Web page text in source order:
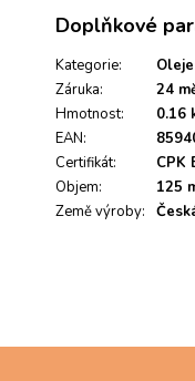
ý
i
s
h
d
n
o
c
Doplňkové
Kategorie:
Oleje
Záruka:
24
Hmotnost:
0.16
EAN:
Certifikát:
CPK
Objem:
125
Země výroby: